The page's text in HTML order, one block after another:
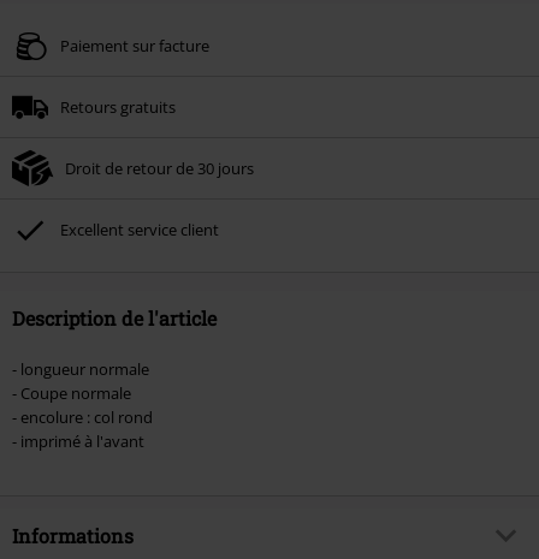
Valable jusqu'au 09/08/2026
Une fois le code saisi, la réduction sera automatiquement déduite à la fin de
Non cumulable avec dautres promotions. Non valable sur : les livres, les
Broilers, Die Ärzte, Die Toten Hosen, Metality, les bons d'achat et les articles
incluant un don.
Paiement sur facture
Retours gratuits
Droit de retour de 30 jours
Excellent service client
Description de l'article
- longueur normale
- Coupe normale
- encolure : col rond
- imprimé à l'avant
Informations